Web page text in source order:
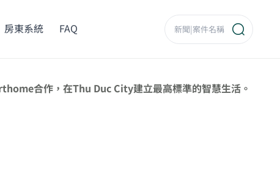
房東系統 FAQ
合作，在Thu Duc City建立最高標準的智慧生活。